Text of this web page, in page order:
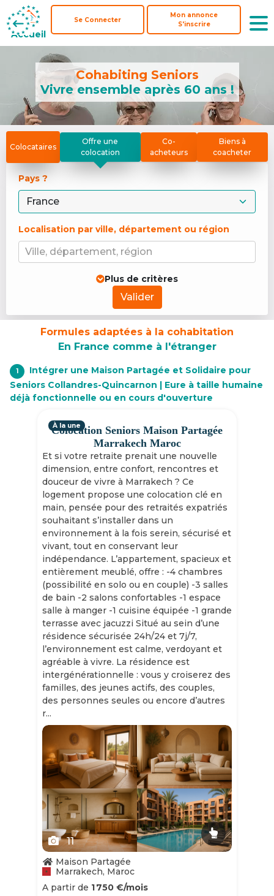
Accueil
Se Connecter
Mon annonce
S'inscrire
Accueil
Se Connecter
Mon annonce
S'inscrire
Cohabiting Seniors
Vivre ensemble après 60 ans !
Colocataires
Offre une
colocation
Co-
acheteurs
Biens à
coacheter
Pays ?
Localisation par ville, département ou région
Ville, département, région
Plus de critères
Valider
Formules adaptées à la cohabitation
En France comme à l'étranger
1
Intégrer une Maison Partagée et Solidaire pour
Seniors Collandres-Quincarnon | Eure à taille humaine
déjà fonctionnelle ou en cours d'ouverture
Colocation Seniors Maison Partagée
Marrakech Maroc
Et si votre retraite prenait une nouvelle
dimension, entre confort, rencontres et
douceur de vivre à Marrakech ? Ce
logement propose une colocation clé en
main, pensée pour des retraités expatriés
souhaitant s’installer dans un
environnement à la fois serein, sécurisé et
vivant, tout en conservant leur
indépendance. L’appartement, spacieux et
entièrement meublé, offre : -4 chambres
(possibilité en solo ou en couple) -3 salles
de bain -2 salons confortables -1 espace
salle à manger -1 cuisine équipée -1 grande
terrasse avec jacuzzi Situé au sein d’une
résidence sécurisée 24h/24 et 7j/7,
l’environnement est calme, verdoyant et
agréable à vivre. La résidence est
intergénérationnelle : vous y croiserez des
familles, des jeunes actifs, des couples,
des personnes seules ou encore d’autres
r...
À la une
Slide 1 of 11
11
Maison Partagée
Marrakech, Maroc
A partir de 1 750 €/mois